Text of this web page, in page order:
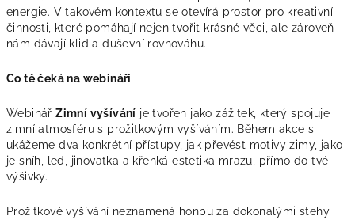
energie. V takovém kontextu se otevírá prostor pro kreativní
činnosti, které pomáhají nejen tvořit krásné věci, ale zároveň
nám dávají klid a duševní rovnováhu.
Co tě čeká na webináři
WebinářZimní vyšívání je tvořen jako zážitek, který spojuje
zimní atmosféru s prožitkovým vyšíváním. Během akce si
ukážeme dva konkrétní přístupy, jak převést motivy zimy, jako
je sníh, led, jinovatka a křehká estetika mrazu, přímo do tvé
výšivky.
Prožitkové vyšívání neznamená honbu za dokonalými stehy